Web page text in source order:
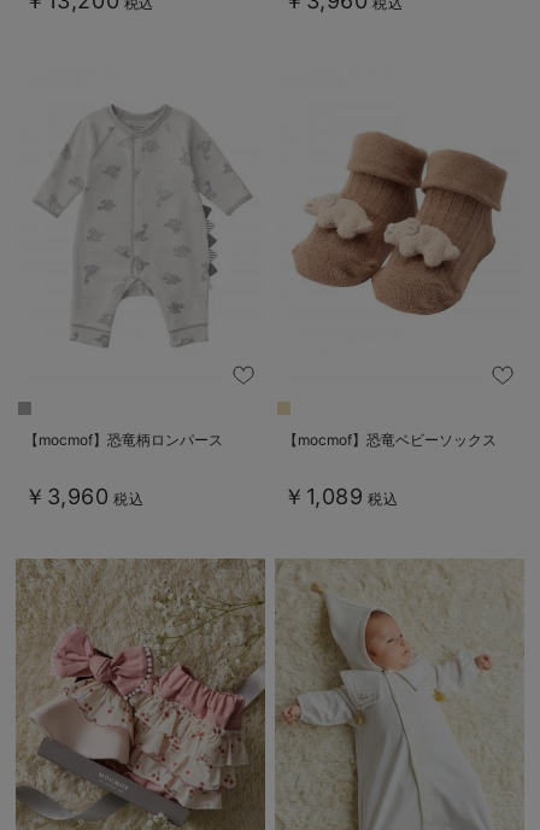
【mocmof】恐竜柄ロンパース
￥3,960 税込
【mocmof】恐竜ベビーソックス
￥1,089 税込